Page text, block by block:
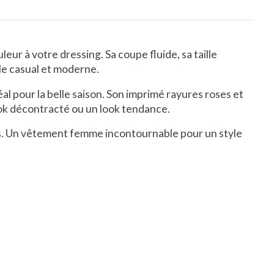
à votre dressing. Sa coupe fluide, sataille
casual et moderne.
pour la belle saison. Son imprimé rayures roses et
décontracté ou un look tendance.
Unvêtement femme incontournable pour un style